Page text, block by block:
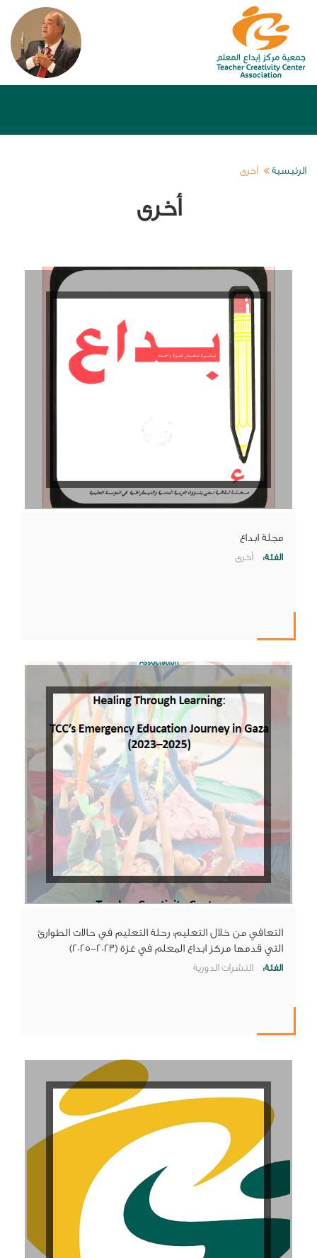
الرئيسية أخرى
أخرى
مجلة ابداع
الفئة: أخرى
التعافي من خلال التعليم: رحلة التعليم في حالات الطوارئ
التي قدمها مركز ابداع المعلم في غزة (2023-2025)
الفئة: النشرات الدورية